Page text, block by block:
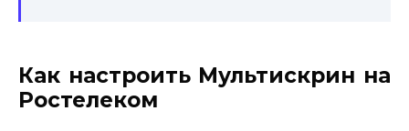
Как настроить Мультискрин на
Ростелеком